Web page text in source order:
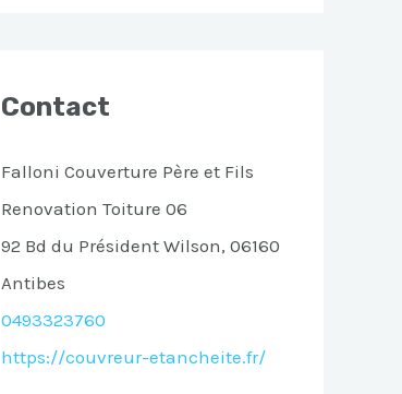
Contact
Falloni Couverture Père et Fils
Renovation Toiture 06
92 Bd du Président Wilson, 06160
Antibes
0493323760
https://couvreur-etancheite.fr/